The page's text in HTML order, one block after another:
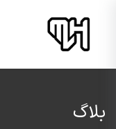
بلاگ